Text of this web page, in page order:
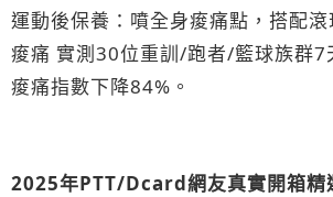
運動後保養：噴全身痠痛點，搭配
痠痛 實測30位重訓/跑者/籃球族群7
痠痛指數下降84%。
2025年PTT/Dcard網友真實開箱精